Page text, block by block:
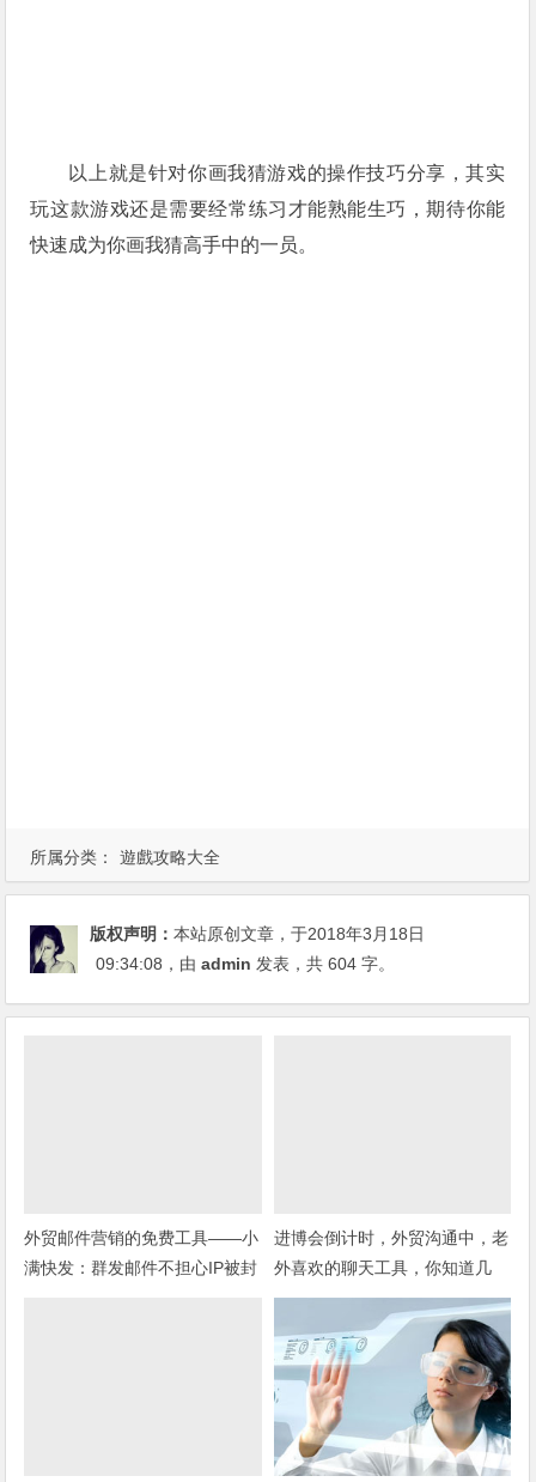
所属分类： 遊戲攻略大全
以上就是针对你画我猜游戏的操作技巧分享，其实
玩这款游戏还是需要经常练习才能熟能生巧，期待你能
快速成为你画我猜高手中的一员。
版权声明：本站原创文章，于2018年3月18日
09:34:08 ，由admin 发表，共 604 字。
外贸邮件营销的免费工具——小
满快发：群发邮件不担心IP被封
进博会倒计时，外贸沟通中，老
外喜欢的聊天工具，你知道几
种？